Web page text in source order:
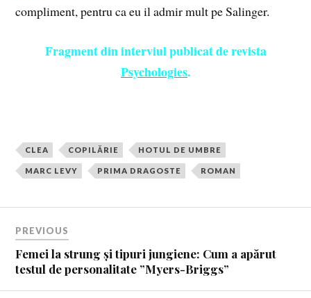
compliment, pentru ca eu il admir mult pe Salinger.
Fragment din interviul publicat de revista
Psychologies.
CLEA COPILĂRIE HOTUL DE UMBRE
MARC LEVY PRIMA DRAGOSTE ROMAN
PREVIOUS
Femei la strung și tipuri jungiene: Cum a apărut
testul de personalitate ”Myers-Briggs”